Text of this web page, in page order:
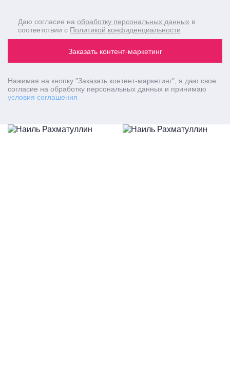
Заказать контент-маркетинг
Даю согласие на обработку персональных данных в
соответствии с Политикой конфиденциальности
Нажимая на кнопку "Заказать контент-маркетинг" , я даю свое
согласие на обработку персональных данных и принимаю
условия соглашения